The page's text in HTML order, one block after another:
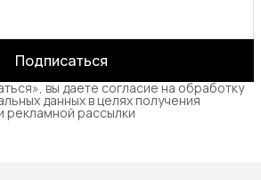
Подписаться
вы даете согласие на обработку
данных в целях получения
рекламной рассылки